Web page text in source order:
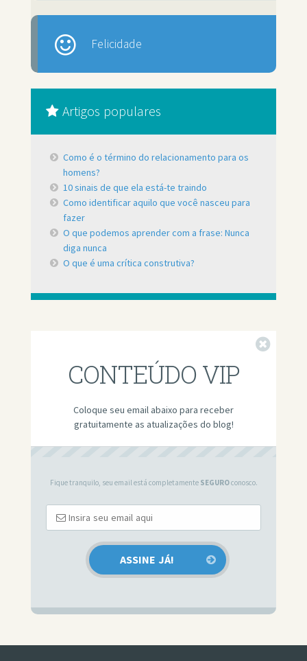
Felicidade
Artigos populares
Como é o término do relacionamento para os
homens?
10 sinais de que ela está-te traindo
Como identificar aquilo que você nasceu para
fazer
O que podemos aprender com a frase: Nunca
diga nunca
O que é uma crítica construtiva?
CONTEÚDO VIP
Coloque seu email abaixo para receber
gratuitamente as atualizações do blog!
Fique tranquilo, seu email está completamente SEGUROconosco.